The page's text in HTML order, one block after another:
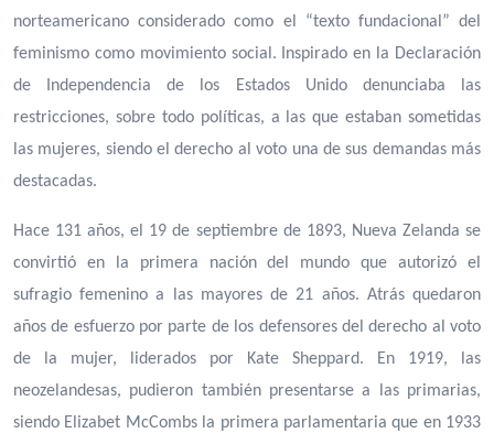
norteamericano considerado como el “texto fundacional” del
feminismo como movimiento social. Inspirado en la Declaración
de Independencia de los Estados Unido denunciaba las
restricciones, sobre todo políticas, a las que estaban sometidas
las mujeres, siendo el derecho al voto una de sus demandas más
destacadas.
Hace 131 años, el 19 de septiembre de 1893, Nueva Zelanda se
convirtió en la primera nación del mundo que autorizó el
sufragio femenino a las mayores de 21 años. Atrás quedaron
años de esfuerzo por parte de los defensores del derecho al voto
de la mujer, liderados por Kate Sheppard. En 1919, las
neozelandesas, pudieron también presentarse a las primarias,
siendo Elizabet McCombs la primera parlamentaria que en 1933